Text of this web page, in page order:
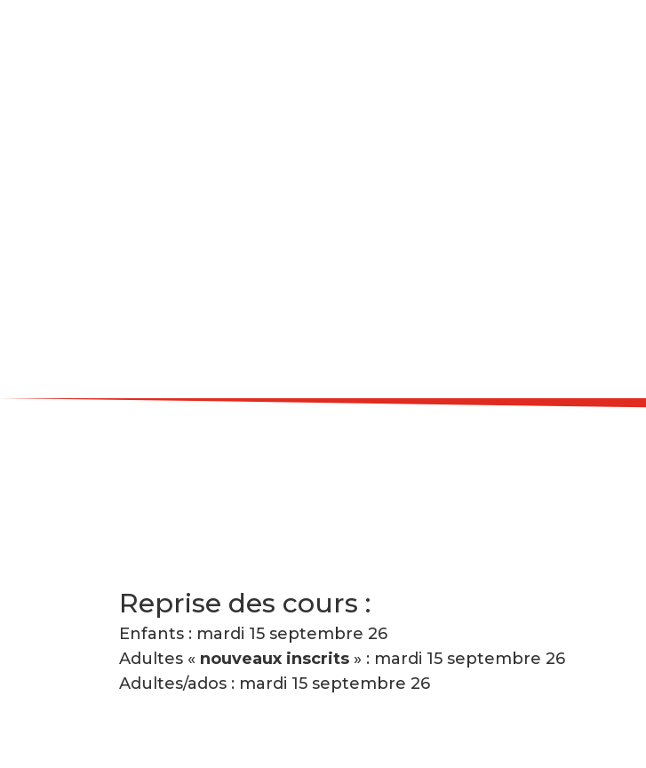
Reprise des cours :
Enfants : mardi 15 septembre 26
Adultes « nouveaux inscrits » : mardi 15 septembre 26
Adultes/ados : mardi 15 septembre 26